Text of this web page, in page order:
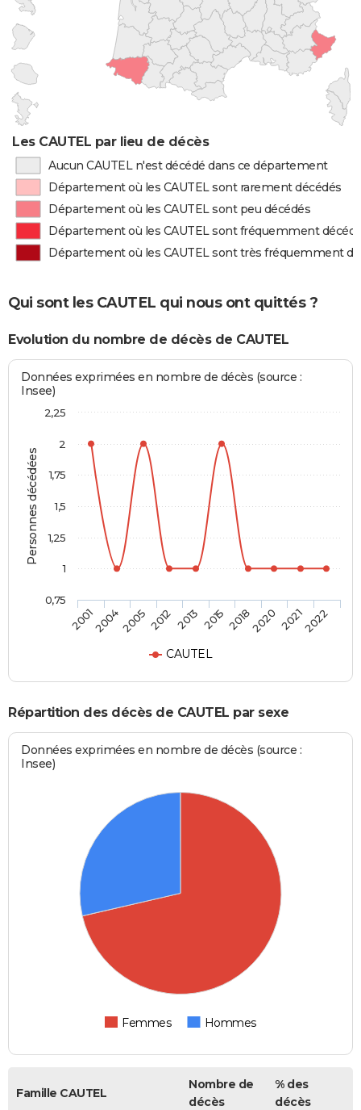
Les CAUTEL par lieu de décès
Aucun CAUTEL n'est décédé dans ce département
Département où les CAUTEL sont rarement décédés
Département où les CAUTEL sont peu décédés
Département où les CAUTEL sont fréquemment
Département où les CAUTEL sont très fréquemment
Qui sont les CAUTEL qui nous ont quittés ?
Evolution du nombre de décès de CAUTEL
Personnes décédées
Données exprimées en nombre de décès (source :
Insee)
CAUTEL
200120042005 2012 2013 2015 20182020 20212022
0,75
1
1,25
1,5
1,75
2
2,25
Répartition des décès de CAUTEL par sexe
Données exprimées en nombre de décès (source :
Insee)
Femmes Hommes
Famille CAUTEL
Nombre de
décès
% des
décès